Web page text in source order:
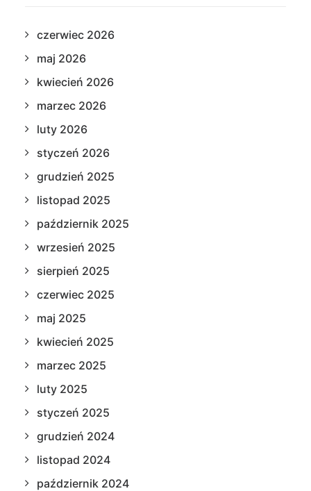
czerwiec 2026
maj 2026
kwiecień 2026
marzec 2026
luty 2026
styczeń 2026
grudzień 2025
listopad 2025
październik 2025
wrzesień 2025
sierpień 2025
czerwiec 2025
maj 2025
kwiecień 2025
marzec 2025
luty 2025
styczeń 2025
grudzień 2024
listopad 2024
październik 2024